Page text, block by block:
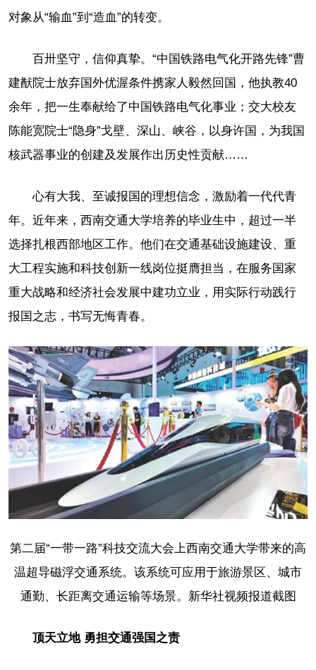
对象从“输血”到“造血”的转变。
百卅坚守，信仰真挚。“中国铁路电气化开路先锋”曹
建猷院士放弃国外优渥条件携家人毅然回国，他执教40
余年，把一生奉献给了中国铁路电气化事业；交大校友
陈能宽院士“隐身”戈壁、深山、峡谷，以身许国，为我国
核武器事业的创建及发展作出历史性贡献……
心有大我、至诚报国的理想信念，激励着一代代青
年。近年来，西南交通大学培养的毕业生中，超过一半
选择扎根西部地区工作。他们在交通基础设施建设、重
大工程实施和科技创新一线岗位挺膺担当，在服务国家
重大战略和经济社会发展中建功立业，用实际行动践行
报国之志，书写无悔青春。
第二届“一带一路”科技交流大会上西南交通大学带来的高
温超导磁浮交通系统。该系统可应用于旅游景区、城市
通勤、长距离交通运输等场景。新华社视频报道截图
顶天立地 勇担交通强国之责